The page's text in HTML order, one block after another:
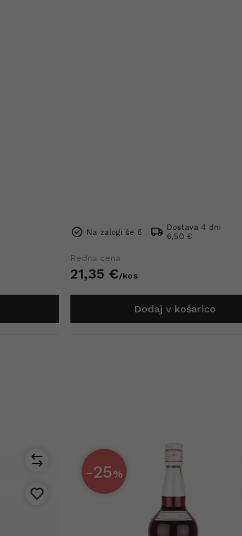
Na zalogi še 6
Dostava 4 dni
6,50 €
Redna cena
21,35 €/kos
Dodaj v košarico
-25%